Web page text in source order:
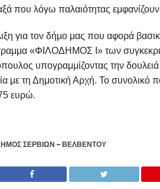
που λόγω παλαιότητας
για τον δήμο μας που αφορά
«ΦΙΛΟΔΗΜΟΣ Ι» των
υπογραμμίζοντας την
με τη Δημοτική Αρχή. Το συνολικό
ευρώ.
ΣΕΡΒΊΩΝ – ΒΕΛΒΕΝΤΟΎ